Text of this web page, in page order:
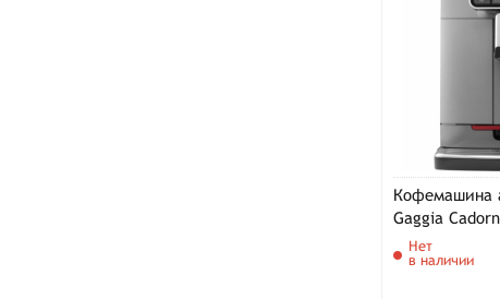
Кофемашина
Gaggia
RI9604/01,
черный
Нет
в наличии